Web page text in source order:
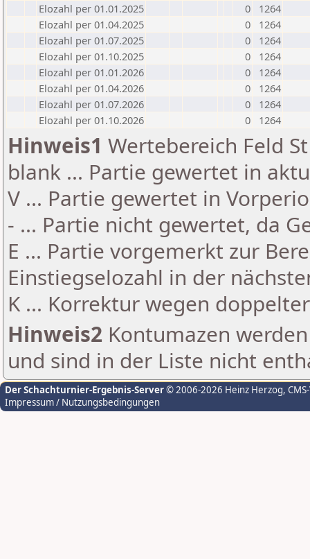
Elozahl per 01.01.2025
0
1264
Elozahl per 01.04.2025
0
1264
Elozahl per 01.07.2025
0
1264
Elozahl per 01.10.2025
0
1264
Elozahl per 01.01.2026
0
1264
Elozahl per 01.04.2026
0
1264
Elozahl per 01.07.2026
0
1264
Elozahl per 01.10.2026
0 1264
Hinweis1 Wertebereich Feld
blank ... Partie gewertet in
V ... Partie gewertet in
- ... Partie nicht gewertet, da
E ... Partie vorgemerkt zur
Einstiegselozahl in der
K ... Korrektur wegen
Hinweis2 Kontumazen
und sind in der Liste nicht
Der Schachturnier-Ergebnis-Server© 2006-2026 Heinz Herzog,
Impressum / Nutzungsbedingungen